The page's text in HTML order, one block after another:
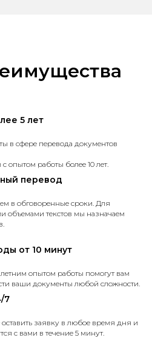
5 лет
в сфере перевода документов
опытом работы более 10 лет.
перевод
в обговоренные сроки. Для
объемами текстов мы назначаем
от 10 минут
опытом работы помогут вам
ваши документы любой сложности.
7
заявку в любое время дня и
с вами в течение 5 минут.